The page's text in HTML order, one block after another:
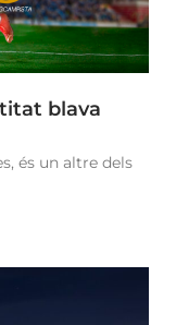
blava
és un altre dels